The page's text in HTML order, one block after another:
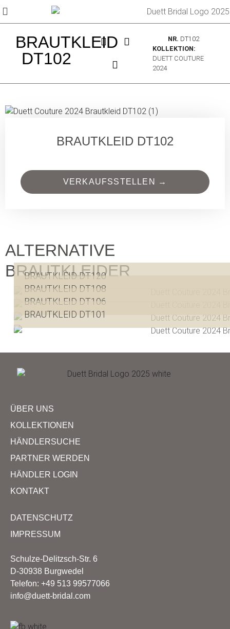
BRAUTKLEID
DT102
NR. DT102
KOLLEKTION:
DUETT COUTURE
2024
BRAUTKLEID DT102
VERKAUFSSTELLEN →
ALTERNATIVE
BRAUTKLEIDER
BRAUTKLEID DT120
BRAUTKLEID DT108
BRAUTKLEID DT106
BRAUTKLEID DT101
ÜBER UNS
KOLLEKTIONEN
HÄNDLERSUCHE
PARTNER WERDEN
HÄNDLER LOGIN
KONTAKT
DATENSCHUTZ
IMPRESSUM
Schulze-Delitzsch-Str. 6
D-30938 Burgwedel
Telefon: +49 513 99577066
info@duett-bridal.com